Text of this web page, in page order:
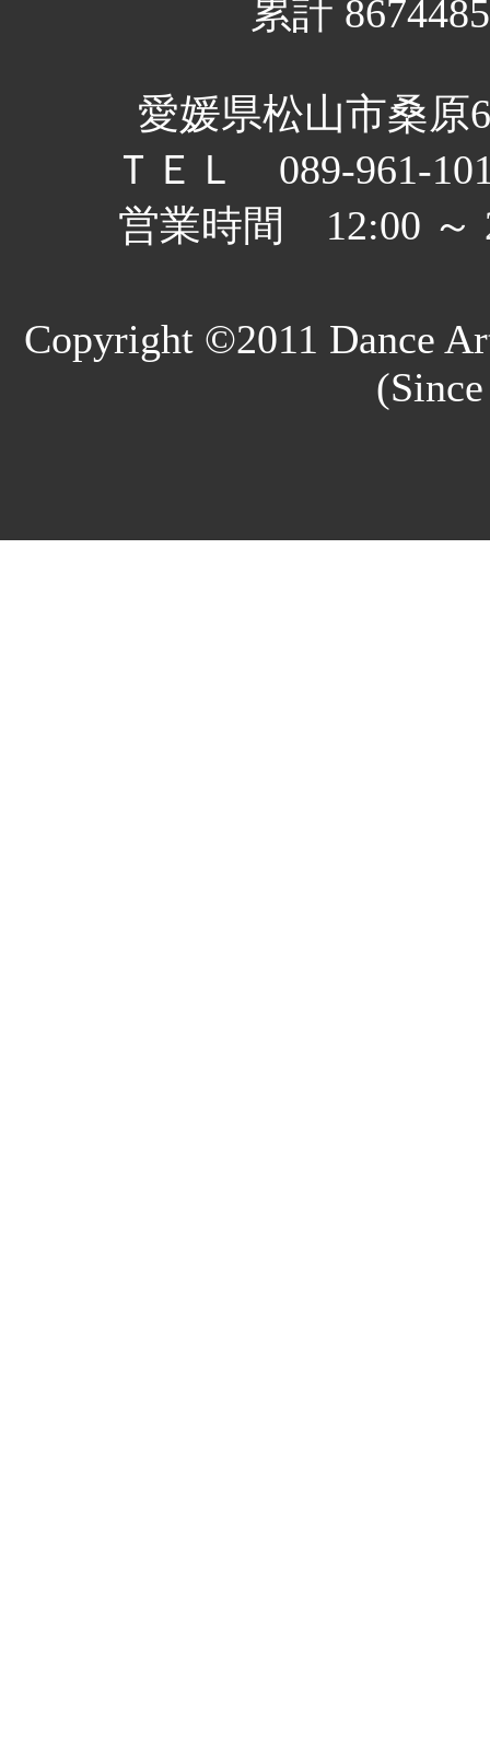
累計
愛媛県松山市桑原
ＴＥＬ 089-961-
営業時間 12:00
Copyright ©2011 Dance